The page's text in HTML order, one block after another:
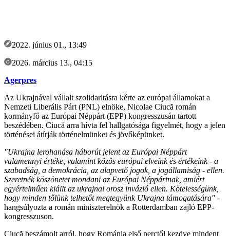
2022. június 01., 13:49
2026. március 13., 04:15
Agerpres
Az Ukrajnával vállalt szolidaritásra kérte az európai államokat a
Nemzeti Liberális Párt (PNL) elnöke, Nicolae Ciucă román
kormányfő az Európai Néppárt (EPP) kongresszusán tartott
beszédében. Ciucă arra hívta fel hallgatósága figyelmét, hogy a jelen
történései átírják történelmünket és jövőképünket.
"Ukrajna lerohanása háborút jelent az Európai Néppárt
valamennyi értéke, valamint közös európai elveink és értékeink - a
szabadság, a demokrácia, az alapvető jogok, a jogállamiság - ellen.
Szeretnék köszönetet mondani az Európai Néppártnak, amiért
egyértelműen kiállt az ukrajnai orosz invázió ellen. Kötelességünk,
hogy minden tőlünk telhetőt megtegyünk Ukrajna támogatására" -
hangsúlyozta a román miniszterelnök a Rotterdamban zajló EPP-
kongresszuson.
Ciucă beszámolt arról, hogy Románia első perctől kezdve mindent